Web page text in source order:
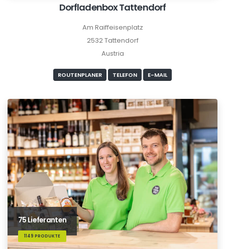
Dorfladenbox Tattendorf
Am Raiffeisenplatz
2532 Tattendorf
Austria
ROUTENPLANER TELEFON E-MAIL
75 Lieferanten
1149 PRODUKTE